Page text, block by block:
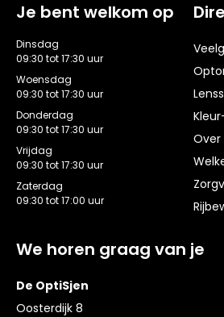
Je bent welkom op
Dinsdag
09:30 tot 17:30 uur
Woensdag
09:30 tot 17:30 uur
Donderdag
09:30 tot 17:30 uur
Vrijdag
09:30 tot 17:30 uur
Zaterdag
09:30 tot 17:00 uur
Over
We horen graag van je
De OptiSjen
Oosterdijk 8